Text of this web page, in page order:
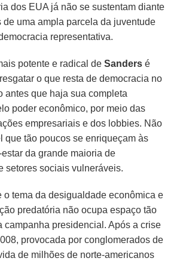
dos EUA já não se sustentam diante
de uma ampla parcela da juventude
representativa.
potente e radical deSanders é
o que resta de democracia no
antes que haja sua completa
poder econômico, por meio das
empresariais e dos lobbies. Não
que tão poucos se enriqueçam às
da grande maioria de
setores sociais vulneráveis.
o tema da desigualdade econômica e
predatória não ocupa espaço tão
campanha presidencial. Após a crise
provocada por conglomerados de
de milhões de norte-americanos